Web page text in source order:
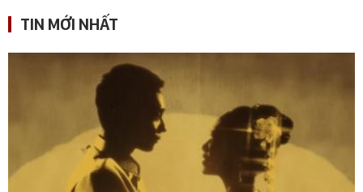
TIN MỚI NHẤT